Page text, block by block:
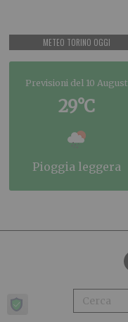
METEO TORINO OGGI
Previsioni del 10 August
29°C
pioggia leggera